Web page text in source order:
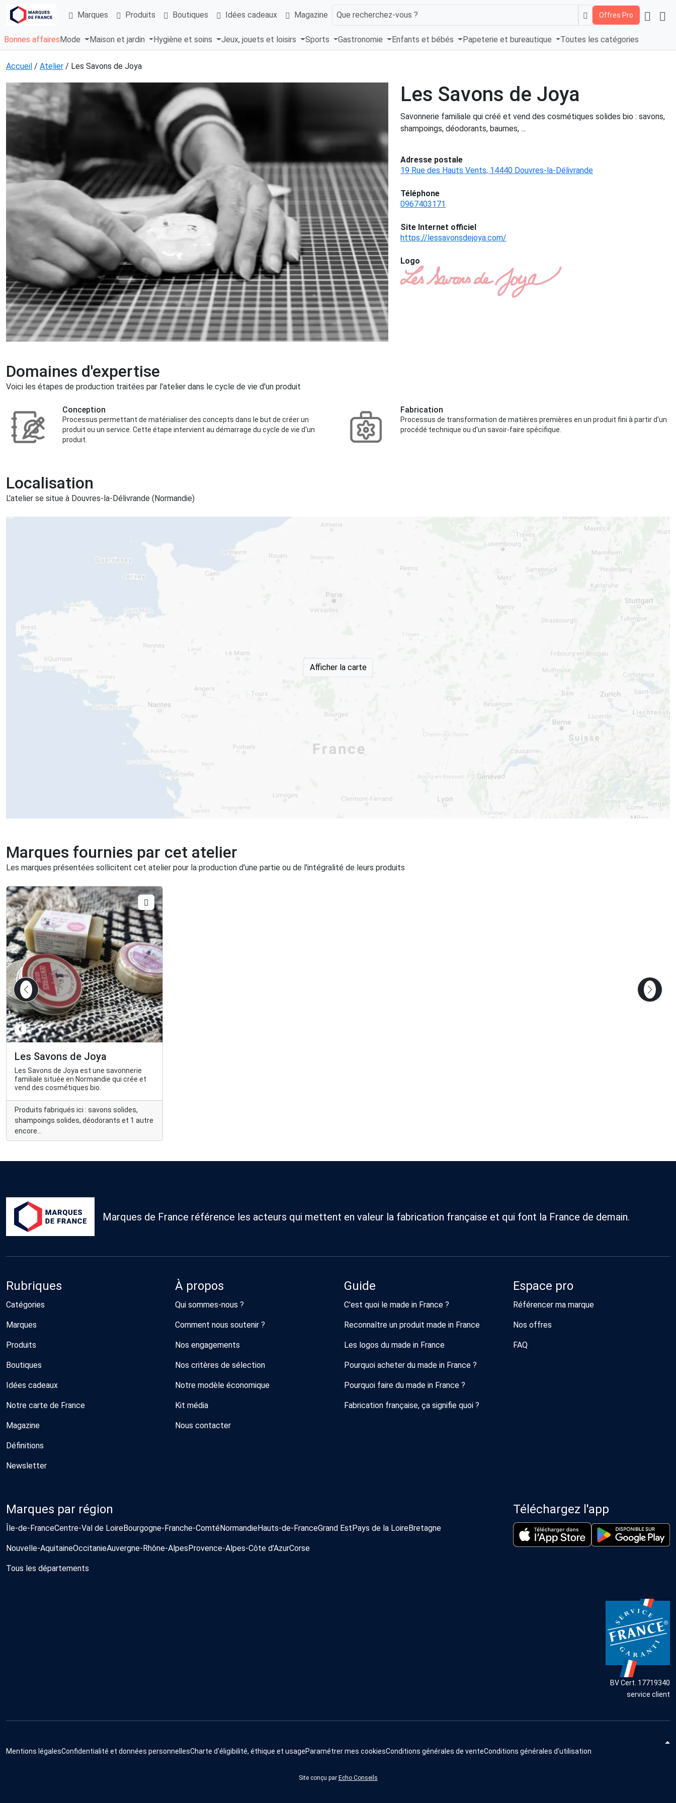
Marques Produits Boutiques Idées cadeaux Magazine Que recherchez-vous ? Offres Pro
Bonnes affaires Mode Maison et jardin Hygiène et soins Jeux, jouets et loisirs Sports Gastronomie Enfants et bébés Papeterie et bureautique Toutes les catégories
Accueil / Atelier / Les Savons de Joya
Les Savons de Joya
Savonnerie familiale qui créé et vend des cosmétiques solides bio : savons,
shampoings, déodorants, baumes, ...
Adresse postale
19 Rue des Hauts Vents, 14440 Douvres-la-Délivrande
Téléphone
0967403171
Site Internet officiel
https://lessavonsdejoya.com/
Logo
Domaines d'expertise
Voici les étapes de production traitées par l'atelier dans le cycle de vie d'un produit
Conception
Processus permettant de matérialiser des concepts dans le but de créer un
produit ou un service. Cette étape intervient au démarrage du cycle de vie d'un
produit.
Fabrication
Processus de transformation de matières premières en un produit fini à partir d'un
procédé technique ou d'un savoir-faire spécifique.
Localisation
L'atelier se situe à Douvres-la-Délivrande (Normandie)
Afficher la carte
Marques fournies par cet atelier
Les marques présentées sollicitent cet atelier pour la production d'une partie ou de l'intégralité de leurs produits
€
Les Savons de Joya
Les Savons de Joya est une savonnerie
familiale située en Normandie qui crée et
vend des cosmétiques bio.
Produits fabriqués ici : savons solides,
shampoings solides, déodorants et 1 autre
encore...
Marques de France référence les acteurs qui mettent en valeur la fabrication française et qui font la France de demain.
Rubriques
Catégories
Marques
Produits
Boutiques
Idées cadeaux
Notre carte de France
Magazine
Définitions
Newsletter
À propos
Qui sommes-nous ?
Comment nous soutenir ?
Nos engagements
Nos critères de sélection
Notre modèle économique
Kit média
Nous contacter
Guide
C'est quoi le made in France ?
Reconnaître un produit made in France
Les logos du made in France
Pourquoi acheter du made in France ?
Pourquoi faire du made in France ?
Fabrication française, ça signifie quoi ?
Espace pro
Référencer ma marque
Nos offres
FAQ
Marques par région
Île-de-FranceCentre-Val de LoireBourgogne-Franche-ComtéNormandieHauts-de-FranceGrand EstPays de la LoireBretagne
Nouvelle-AquitaineOccitanieAuvergne-Rhône-AlpesProvence-Alpes-Côte d'AzurCorse
Tous les départements
Téléchargez l'app
BV Cert. 17719340
service client
Mentions légalesConfidentialité et données personnellesCharte d'éligibilité, éthique et usageParamétrer mes cookiesConditions générales de venteConditions générales d'utilisation
Site conçu par Echo Conseils